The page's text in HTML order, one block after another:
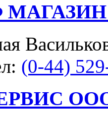
(0-44)